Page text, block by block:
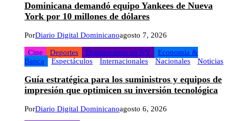
Dominicana demandó equipo Yankees de Nueva
York por 10 millones de dólares
PorDiario Digital Dominicanoagosto 7, 2026
Cine Deportes Dominicanos en NY
Economia &
Banca
Espectáculos Internacionales Nacionales Noticias
Guía estratégica para los suministros y equipos de
impresión que optimicen su inversión tecnológica
PorDiario Digital Dominicanoagosto 6, 2026